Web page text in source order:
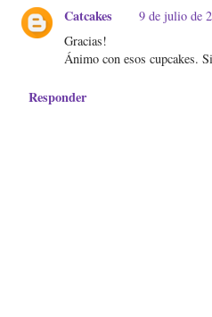
Catcakes
9 de julio de
Gracias!
Ánimo con esos cupcakes.
Responder